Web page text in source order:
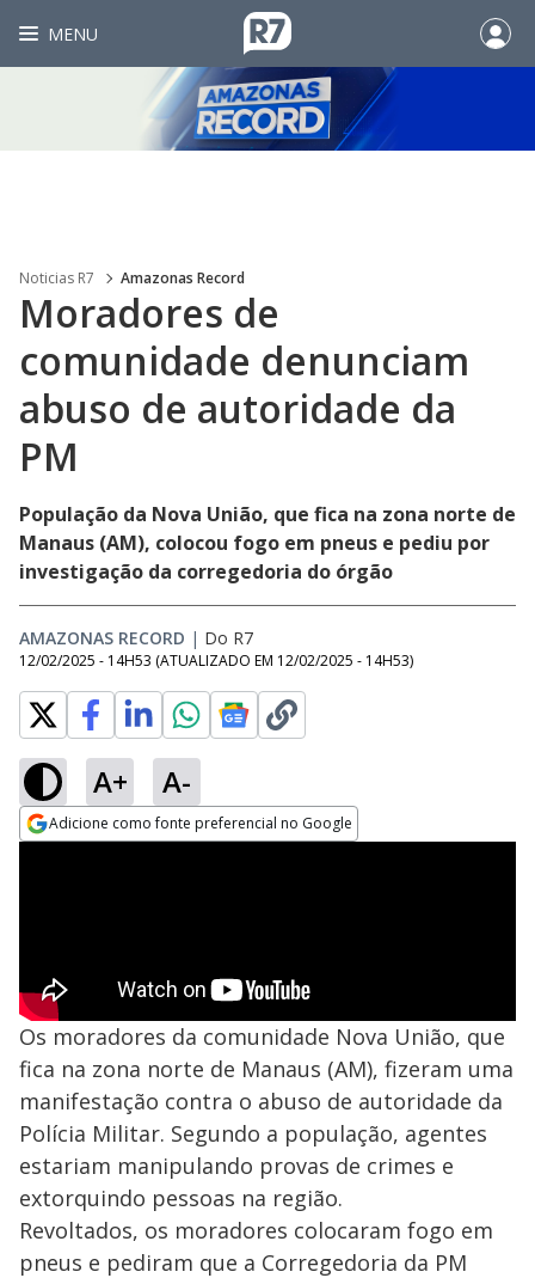
MENU
Noticias R7 Amazonas Record
Moradores de
comunidade denunciam
abuso de autoridade da
PM
População da Nova União, que fica na zona norte de
Manaus (AM), colocou fogo em pneus e pediu por
investigação da corregedoria do órgão
AMAZONAS RECORD | Do R7
12/02/2025 - 14H53 (ATUALIZADO EM 12/02/2025 - 14H53)
A+ A-
Adicione como fonte preferencial no Google
Os moradores da comunidade Nova União, que
fica na zona norte de Manaus (AM), fizeram uma
manifestação contra o abuso de autoridade da
Polícia Militar. Segundo a população, agentes
estariam manipulando provas de crimes e
extorquindo pessoas na região.
Revoltados, os moradores colocaram fogo em
pneus e pediram que a Corregedoria da PM